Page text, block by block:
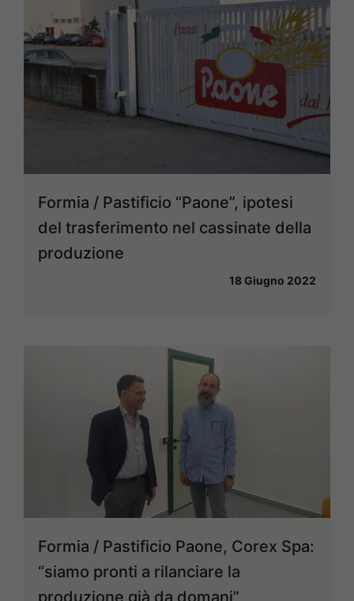
Formia / Pastificio “Paone”, ipotesi
del trasferimento nel cassinate della
produzione
18 Giugno 2022
Formia / Pastificio Paone, Corex Spa:
“siamo pronti a rilanciare la
produzione già da domani”